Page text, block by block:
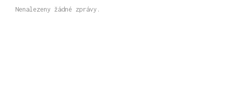
Nenalezeny žádné zprávy.